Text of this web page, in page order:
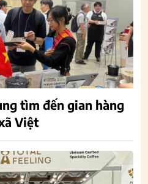
tìm đến gian hàng
Việt